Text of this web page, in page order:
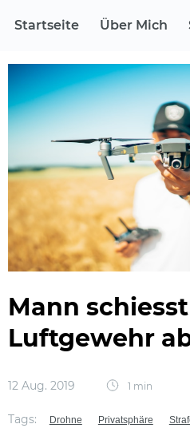
Startseite Über Mich
Mann
Luftgewehr
12 Aug. 2019 1 min
Tags: Drohne Privatsphäre